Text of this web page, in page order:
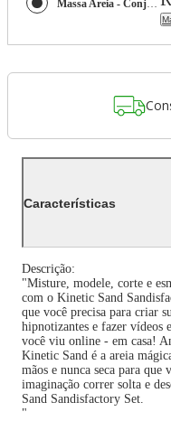
Massa Areia - Conjunto Fábrica De Areia - Kinetic Sand
Características
Descrição:
"Misture, modele, corte e
com o Kinetic Sand
que você precisa para criar
hipnotizantes e fazer vídeos
você viu online - em casa!
Kinetic Sand é a areia
mãos e nunca seca para
imaginação correr solta e
Sand Sandisfactory Set.
"